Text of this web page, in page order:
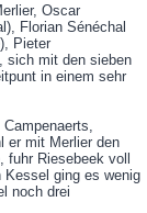
Oscar
Florian Sénéchal
Pieter
sich mit den sieben
in einem sehr
er mit Merlier den
Riesebeek voll
Kessel ging es wenig
noch drei